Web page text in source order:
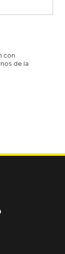
con
de la